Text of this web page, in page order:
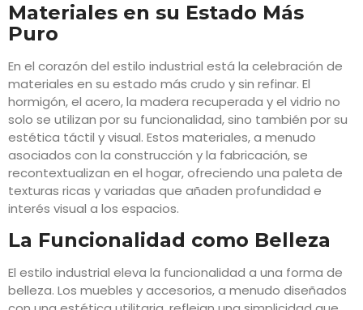
Materiales en su Estado Más
Puro
En el corazón del estilo industrial está la celebración de
materiales en su estado más crudo y sin refinar. El
hormigón, el acero, la madera recuperada y el vidrio no
solo se utilizan por su funcionalidad, sino también por su
estética táctil y visual. Estos materiales, a menudo
asociados con la construcción y la fabricación, se
recontextualizan en el hogar, ofreciendo una paleta de
texturas ricas y variadas que añaden profundidad e
interés visual a los espacios.
La Funcionalidad como Belleza
El estilo industrial eleva la funcionalidad a una forma de
belleza. Los muebles y accesorios, a menudo diseñados